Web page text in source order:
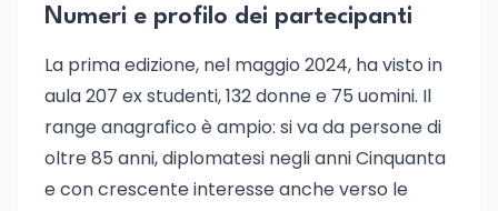
Numeri e profilo dei partecipanti
La prima edizione, nel maggio 2024, ha visto in
aula 207 ex studenti, 132 donne e 75 uomini. Il
range anagrafico è ampio: si va da persone di
oltre 85 anni, diplomatesi negli anni Cinquanta
e con crescente interesse anche verso le